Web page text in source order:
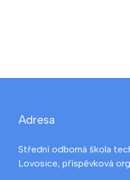
Adresa
Střední odborná škola
Lovosice, příspěvková